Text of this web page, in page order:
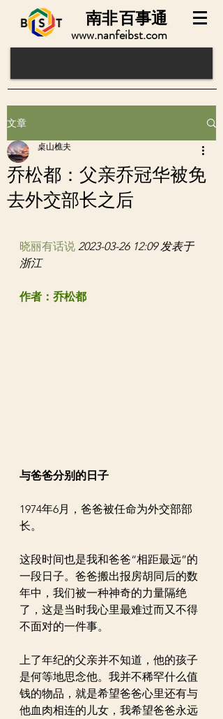
www.nanfeibst.com
百事通
南非
文章
乔松都：父亲乔冠华被免
去外交部长之后
桌山樵夫
晓丽有话说 2023-03-26 12:09 发表于
浙江
作者：乔松都
与爸爸分别的日子
1974年6月，爸爸被任命为外交部部
长。
这段时间也是我和爸爸“相距最远”的
一段日子。爸爸搬出报房胡同后的数
年中，我们被一种神奇的力量隔绝
了，这是当时我心里最难过而又不得
不面对的一件事。
上了年纪的父亲并不知道，他的孩子
是何等地思念他。我并不稀罕什么值
钱的物品，就是希望爸爸心里还有与
他血肉相连的儿女，我希望爸爸永远